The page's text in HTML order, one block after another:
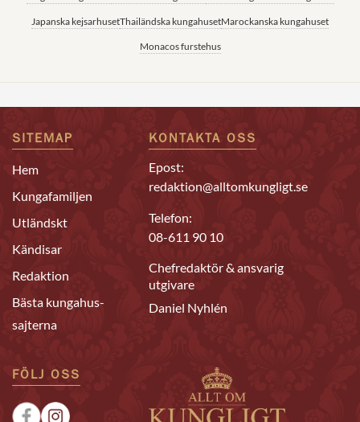
Japanska kejsarhusetThailändska kungahusetMarockanska kungahuset
Monacos furstehus
SITEMAP
Hem
Kungafamiljen
Utländskt
Kändisar
Redaktion
Bästa kungahus-
sajterna
KONTAKTA OSS
Epost:
redaktion@alltomkungligt.se
Telefon:
08-611 90 10
Chefredaktör & ansvarig
utgivare
Daniel Nyhlén
FÖLJ OSS